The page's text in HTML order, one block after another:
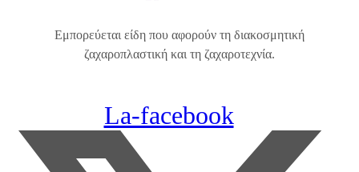
Εμπορεύεται είδη που αφορούν τη διακοσμητική
ζαχαροπλαστική και τη ζαχαροτεχνία.
La-facebook